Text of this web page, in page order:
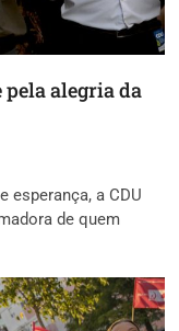
pela alegria da
esperança, a CDU
de quem